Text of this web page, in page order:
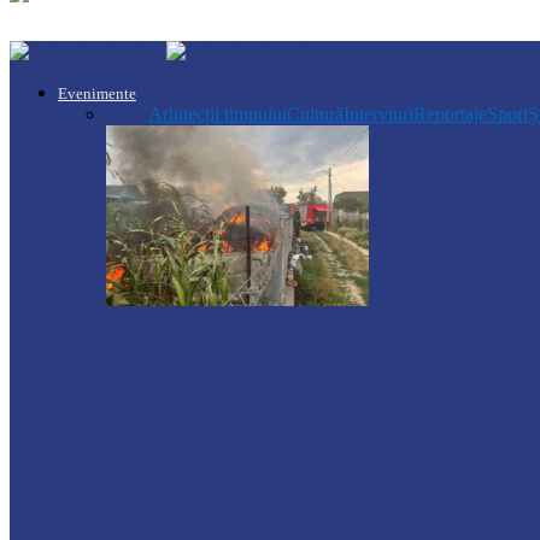
Evenimente
Arhitecții timpuluiCulturăInterviuriReportajeSport